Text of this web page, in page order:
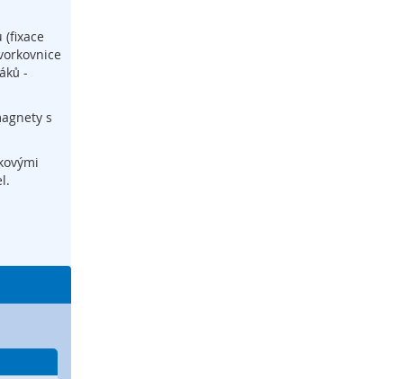
(fixace
-
s